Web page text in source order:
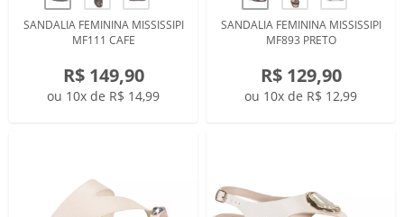
SANDALIA FEMININA MISSISSIPI
MF111 CAFE
R$ 149,90
ou 10x de R$ 14,99
SANDALIA FEMININA MISSISSIPI
MF893 PRETO
R$ 129,90
ou 10x de R$ 12,99